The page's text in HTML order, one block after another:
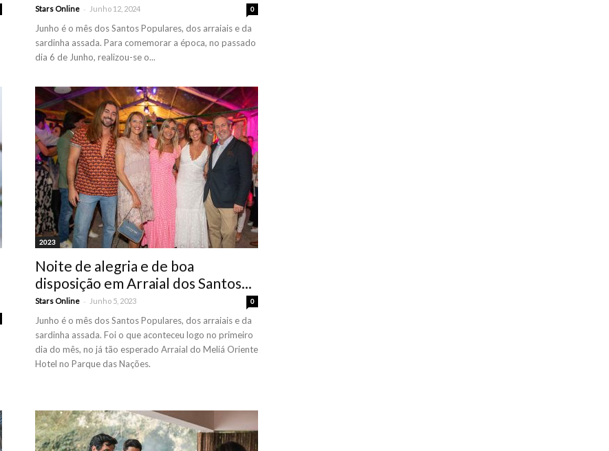
Stars Online - Junho 12, 2024 0
Junho é o mês dos Santos Populares, dos arraiais e da
sardinha assada. Para comemorar a época, no passado
dia 6 de Junho, realizou-se o...
2023
Noite de alegria e de boa
disposição em Arraial dos Santos...
Stars Online - Junho 5, 2023 0
Junho é o mês dos Santos Populares, dos arraiais e da
sardinha assada. Foi o que aconteceu logo no primeiro
dia do mês, no já tão esperado Arraial do Meliá Oriente
Hotel no Parque das Nações.